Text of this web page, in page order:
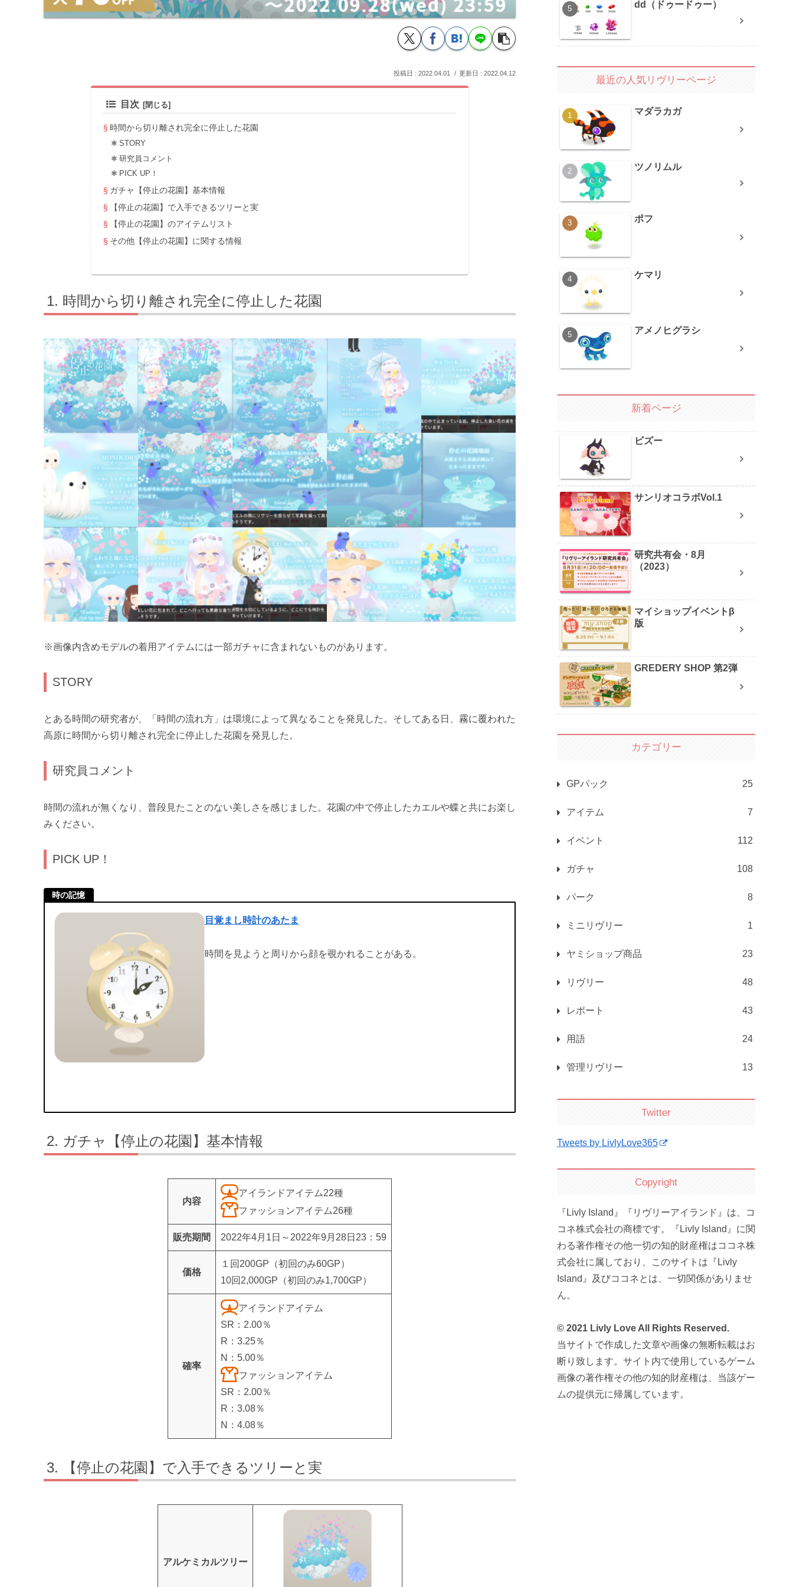
2022.04.01 2022.04.12
目次
時間から切り離され完全に停止した花園
STORY
研究員コメント
PICK UP！
ガチャ【停止の花園】基本情報
【停止の花園】で入手できるツリーと実
【停止の花園】のアイテムリスト
その他【停止の花園】に関する情報
時間から切り離され完全に停止した花園
※画像内含めモデルの着用アイテムには一部ガチャに含まれないものがあります。
STORY
とある時間の研究者が、「時間の流れ方」は環境によって異なることを発見した。そしてある日、霧に覆われた
高原に時間から切り離され完全に停止した花園を発見した。
研究員コメント
時間の流れが無くなり、普段見たことのない美しさを感じました。花園の中で停止したカエルや蝶と共にお楽し
みください。
PICK UP！
時の記憶
目覚まし時計のあたま
時間を見ようと周りから顔を覗かれることがある。
ガチャ【停止の花園】基本情報
内容
アイランドアイテム22種
ファッションアイテム26種
販売期間 2022年4月1日～2022年9月28日23：59
価格
１回200GP（初回のみ60GP）
10回2,000GP（初回のみ1,700GP）
確率
アイランドアイテム
SR：2.00％
R：3.25％
N：5.00％
ファッションアイテム
SR：2.00％
R：3.08％
N：4.08％
【停止の花園】で入手できるツリーと実
アルケミカルツリー
dd（ドゥードゥー）
最近の人気リヴリーページ
マダラカガ
ツノリムル
ポフ
ケマリ
アメノヒグラシ
新着ページ
ビズー
サンリオコラボVol.1
研究共有会・8月
（2023）
マイショップイベントβ
版
GREDERY SHOP 第2弾
カテゴリー
GPパック 25
アイテム 7
イベント 112
ガチャ 108
パーク 8
ミニリヴリー 1
ヤミショップ商品 23
リヴリー 48
レポート 43
用語 24
管理リヴリー 13
Twitter
Tweets by LivlyLove365
Copyright
『Livly Island』『リヴリーアイランド』は、コ
コネ株式会社の商標です。『Livly Island』に関
わる著作権その他一切の知的財産権はココネ株
式会社に属しており、このサイトは『Livly
Island』及びココネとは、一切関係がありませ
ん。
© 2021 Livly Love All Rights Reserved.
当サイトで作成した文章や画像の無断転載はお
断り致します。サイト内で使用しているゲーム
画像の著作権その他の知的財産権は、当該ゲー
ムの提供元に帰属しています。